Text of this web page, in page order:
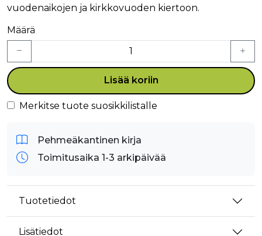
vuodenaikojen ja kirkkovuoden kiertoon.
Määrä
Lisää koriin
Merkitse tuote suosikkilistalle
Pehmeäkantinen kirja
Toimitusaika 1-3 arkipäivää
Tuotetiedot
Lisätiedot